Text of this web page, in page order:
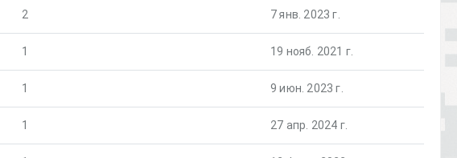
2 7 янв. 2023 г.
1 19 нояб. 2021 г.
1 9 июн. 2023 г.
1 27 апр. 2024 г.